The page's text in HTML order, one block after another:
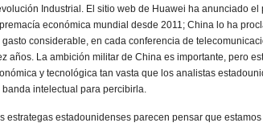
Industrial. El sitio web de Huawei ha anunciado
económica mundial desde 2011; China lo ha
gasto considerable, en cada conferencia de
años. La ambición militar de China es importante, pero
y tecnológica tan vasta que los analistas
banda intelectual para percibirla.
estrategas estadounidenses parecen pensar que